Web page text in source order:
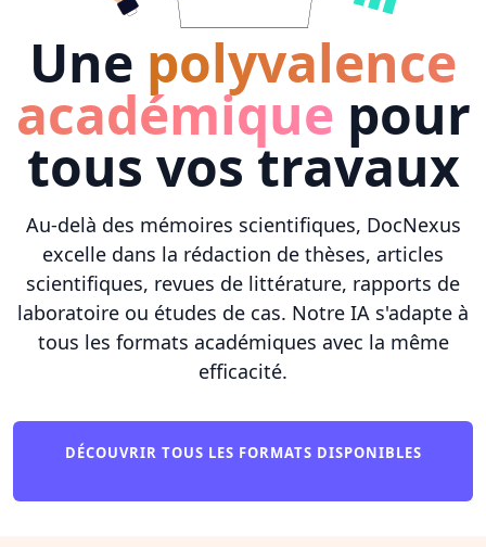
Une polyvalence
académique pour
tous vos travaux
Au-delà des mémoires scientifiques, DocNexus
excelle dans la rédaction de thèses, articles
scientifiques, revues de littérature, rapports de
laboratoire ou études de cas. Notre IA s'adapte à
tous les formats académiques avec la même
efficacité.
DÉCOUVRIR TOUS LES FORMATS DISPONIBLES